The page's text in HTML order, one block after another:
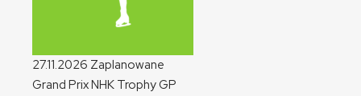
27.11.2026 Zaplanowane
Grand Prix NHK TrophyGP